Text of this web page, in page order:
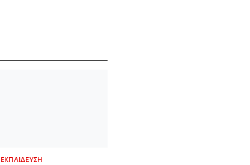
ΕΚΠΑΙΔΕΥΣΗ